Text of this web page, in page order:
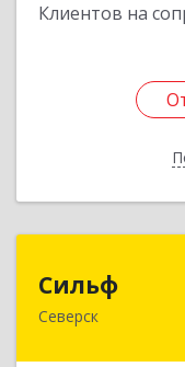
Клиентов на
Сильф
Северск
636000,